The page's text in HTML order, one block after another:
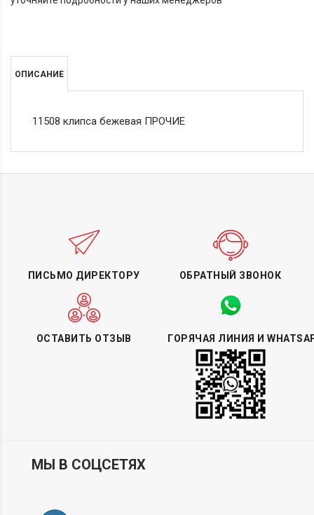
ОПИСАНИЕ
11508 клипса бежевая ПРОЧИЕ
ПИСЬМО ДИРЕКТОРУ ОБРАТНЫЙ ЗВОНОК
ОСТАВИТЬ ОТЗЫВ ГОРЯЧАЯ ЛИНИЯ И
МЫ В СОЦСЕТЯХ